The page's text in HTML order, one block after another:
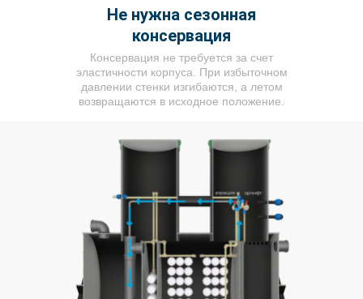
Не нужна сезонная
консервация
Консервация не требуется за счет
эластичности корпуса. При избыточном
давлении стенки изгибаются, а летом
возвращаются в исходное положение.